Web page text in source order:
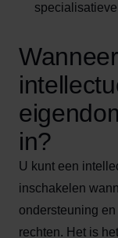
in?
U kunt een
inschakelen
ondersteuning
rechten. Het is